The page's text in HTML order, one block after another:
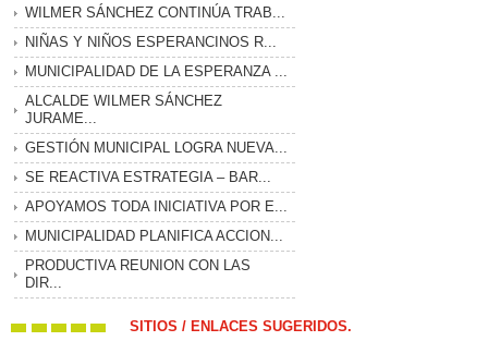
WILMER SÁNCHEZ CONTINÚA TRAB...
NIÑAS Y NIÑOS ESPERANCINOS R...
MUNICIPALIDAD DE LA ESPERANZA ...
ALCALDE WILMER SÁNCHEZ
JURAME...
GESTIÓN MUNICIPAL LOGRA NUEVA...
SE REACTIVA ESTRATEGIA – BAR...
APOYAMOS TODA INICIATIVA POR E...
MUNICIPALIDAD PLANIFICA ACCION...
PRODUCTIVA REUNION CON LAS
DIR...
SITIOS / ENLACES SUGERIDOS.